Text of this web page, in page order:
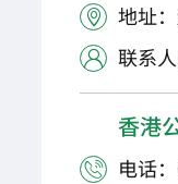
 地址
 联系
香港
 电话